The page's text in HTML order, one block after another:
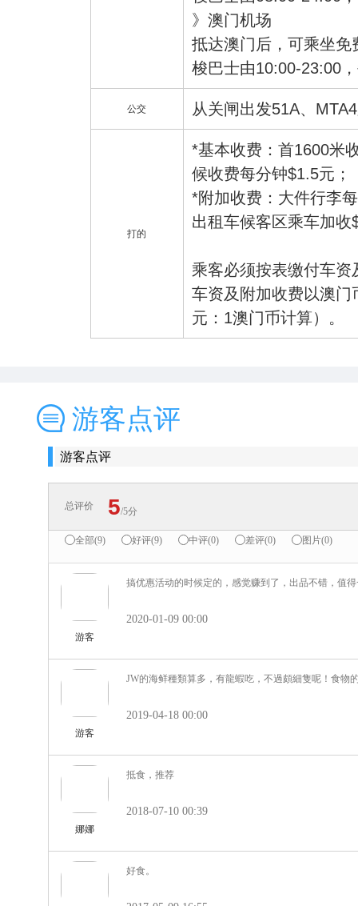
》澳门机场
抵达澳门后，可乘坐
梭巴士由10:00-23:00
公交 从关闸出发51A、
打的
*基本收费：首1600米
候收费每分钟$1.5元；
*附加收费：大件行李
出租车候客区乘车加
乘客必须按表缴付车
车资及附加收费以澳
元：1澳门币计算）。
游客点评
游客点评
总评价 5/5分
全部(9) 好评(9) 中评(0) 差评(0) 图片(0)
游客
搞优惠活动的时候定的，感觉赚到了，出品不错，值
2020-01-09 00:00
游客
JW的海鲜種類算多，有龍蝦吃，不過頗細隻呢！食物
2019-04-18 00:00
娜娜
抵食，推荐
2018-07-10 00:39
好食。